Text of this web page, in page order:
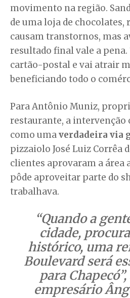
movimento na região.
de uma loja de chocolates,
causam transtornos, mas
resultado final vale a pena.
cartão-postal e vai atrair
beneficiando todo o
Para Antônio Muniz,
restaurante, a intervenção
como umaverdadeira via
pizzaiolo José Luiz Corrêa
clientes aprovaram a área
pôde aproveitar parte do
trabalhava.
“Quando a
cidade,
histórico, uma
Boulevard será
para
empresário